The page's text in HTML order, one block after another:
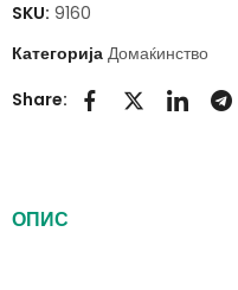
SKU: 9160
Категорија Домаќинство
Share:
ОПИС